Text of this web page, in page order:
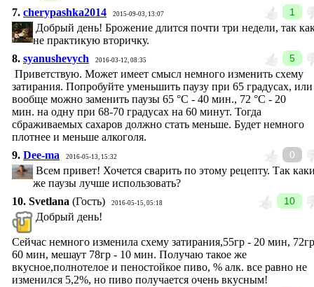
1
7. cherypashka2014 2015-09-03, 13:07
Добрый день! Брожение длится почти три недели, так
не практикую вторичку.
5
8. syanushevych 2016-03-12, 08:35
Приветствую. Может имеет смысл немного изменить схему
затирания. Попробуйте уменьшить паузу при 65 градусах, или
вообще можно заменить паузы 65 °C - 40 мин., 72 °C - 20
мин. на одну при 68-70 градусах на 60 минут. Тогда
сбраживаемых сахаров должно стать меньше. Будет немного
плотнее и меньше алкоголя.
0
9. Dee-ma 2016-05-13, 15:32
Всем привет! Хочется сварить по этому рецепту. Так
же паузы лучше использовать?
10
10. Svetlana (Гость) 2016-05-15, 05:18
Добрый день!
Сейчас немного изменила схему затирания,55гр - 20 мин,
60 мин, мешаут 78гр - 10 мин. Получаю такое же
вкусное,полнотелое и пеностойкое пиво, % алк. все равно не
изменился 5,2%, но пиво получается очень вкусным!